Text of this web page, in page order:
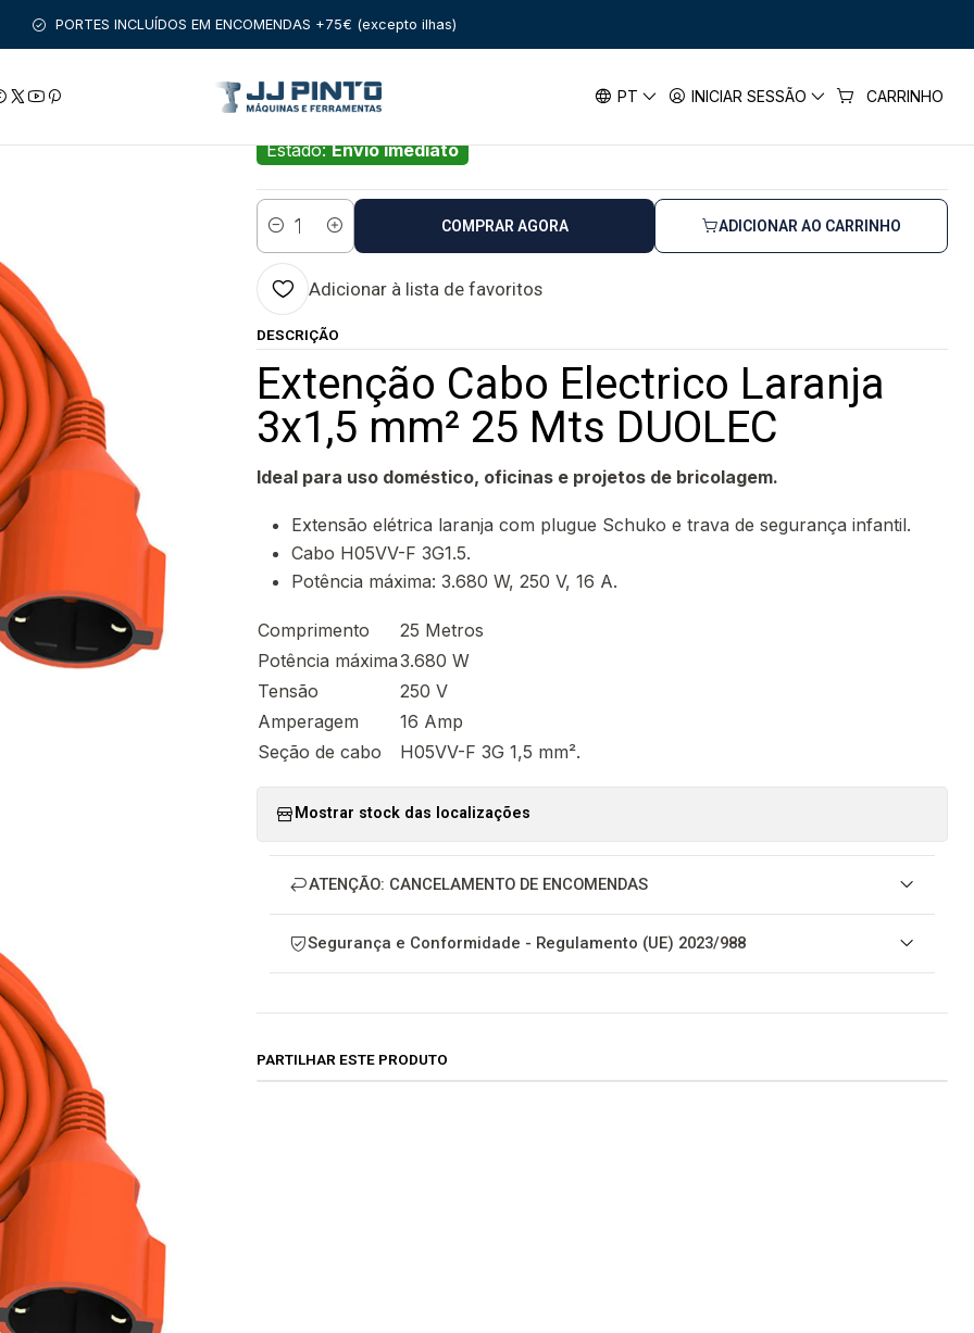
PT INICIAR SESSÃO CARRINHO
PORTES INCLUÍDOS EM ENCOMENDAS +75€ (excepto ilhas)
MANUAL EXTENSÕES ELETRICAS Extenção Cabo Electrico Laranja 3x1,5 mm² 25 Mts DUOLEC
Extenção Cabo Electrico Laranja 3x1,5 mm² 25 Mts
DUOLEC
Estado:Envio imediato
Quantidade
ADICIONAR AO CARRINHO
COMPRAR AGORA
Adicionar à lista de favoritos
DESCRIÇÃO
Extenção Cabo Electrico Laranja
3x1,5 mm² 25 Mts DUOLEC
Ideal para uso doméstico, oficinas e projetos de bricolagem.
Extensão elétrica laranja com plugue Schuko e trava de segurança infantil.
Cabo H05VV-F 3G1.5.
Potência máxima: 3.680 W, 250 V, 16 A.
Comprimento
25 Metros
Potência máxima3.680 W
Tensão
250 V
Amperagem
16 Amp
Seção de cabo
H05VV-F 3G 1,5 mm².
Mostrar stock das localizações
ATENÇÃO: CANCELAMENTO DE ENCOMENDAS
Segurança e Conformidade - Regulamento (UE) 2023/988
PARTILHAR ESTE PRODUTO